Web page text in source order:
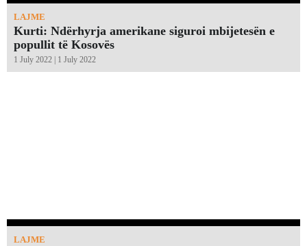
LAJME
Kurti: Ndërhyrja amerikane siguroi mbijetesën e
popullit të Kosovës
1 July 2022 | 1 July 2022
LAJME